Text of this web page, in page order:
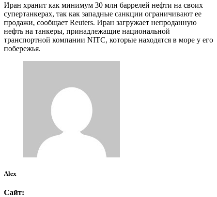
Иран хранит как минимум 30 млн баррелей нефти на своих
супертанкерах, так как западные санкции ограничивают ее
продажи, сообщает Reuters. Иран загружает непроданную
нефть на танкеры, принадлежащие национальной
транспортной компании NITC, которые находятся в море у его
побережья.
Alex
Сайт: